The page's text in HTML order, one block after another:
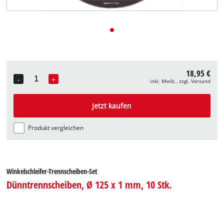
-
Quantity
+ 18,95 €
inkl. MwSt., zzgl. Versand
Jetzt kaufen
Produkt vergleichen
Winkelschleifer-Trennscheiben-Set
Dünntrennscheiben, Ø 125 x 1 mm, 10 Stk.